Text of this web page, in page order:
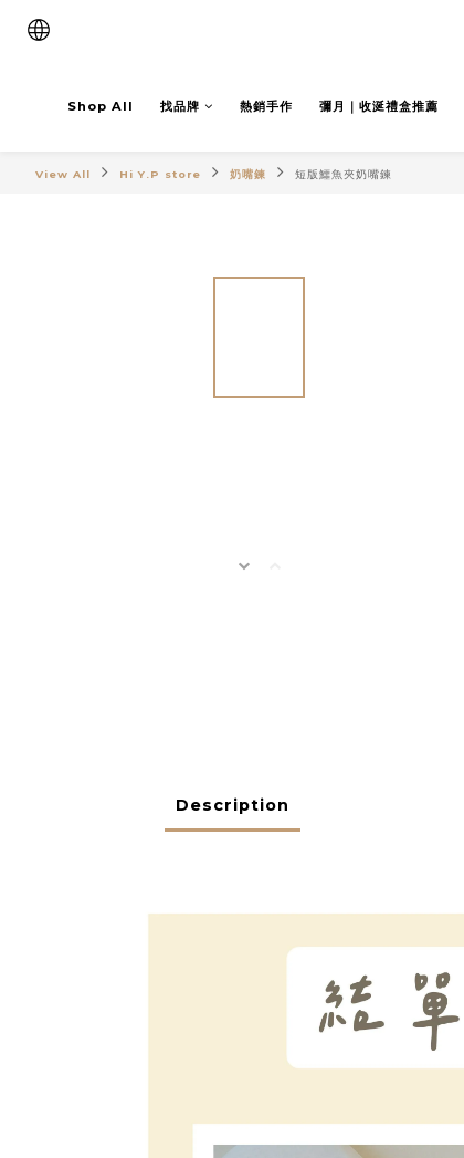
Shop All 找品牌 熱銷手作 彌月｜收涎禮盒推薦
View All Hi Y.P store 奶嘴鍊 短版鱷魚夾奶嘴鍊
Description